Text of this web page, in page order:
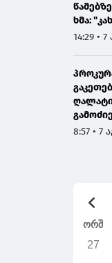
ხმა:
ვიდეოს
14:29 •
8:57 • 7
ორშ
27